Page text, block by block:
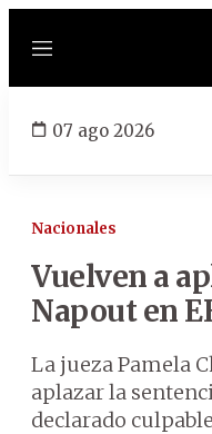
Menú
07 ago 2026
Nacionales
Vuelven a
Napout en
La jueza Pamela
aplazar la
declarado